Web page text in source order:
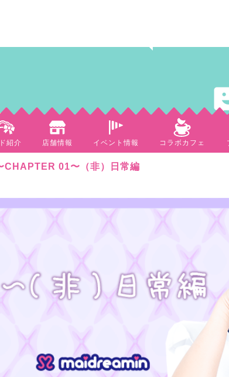
紹介 店舗情報 イベント情報 コラボカフェ
CHAPTER 01〜（非）日常編